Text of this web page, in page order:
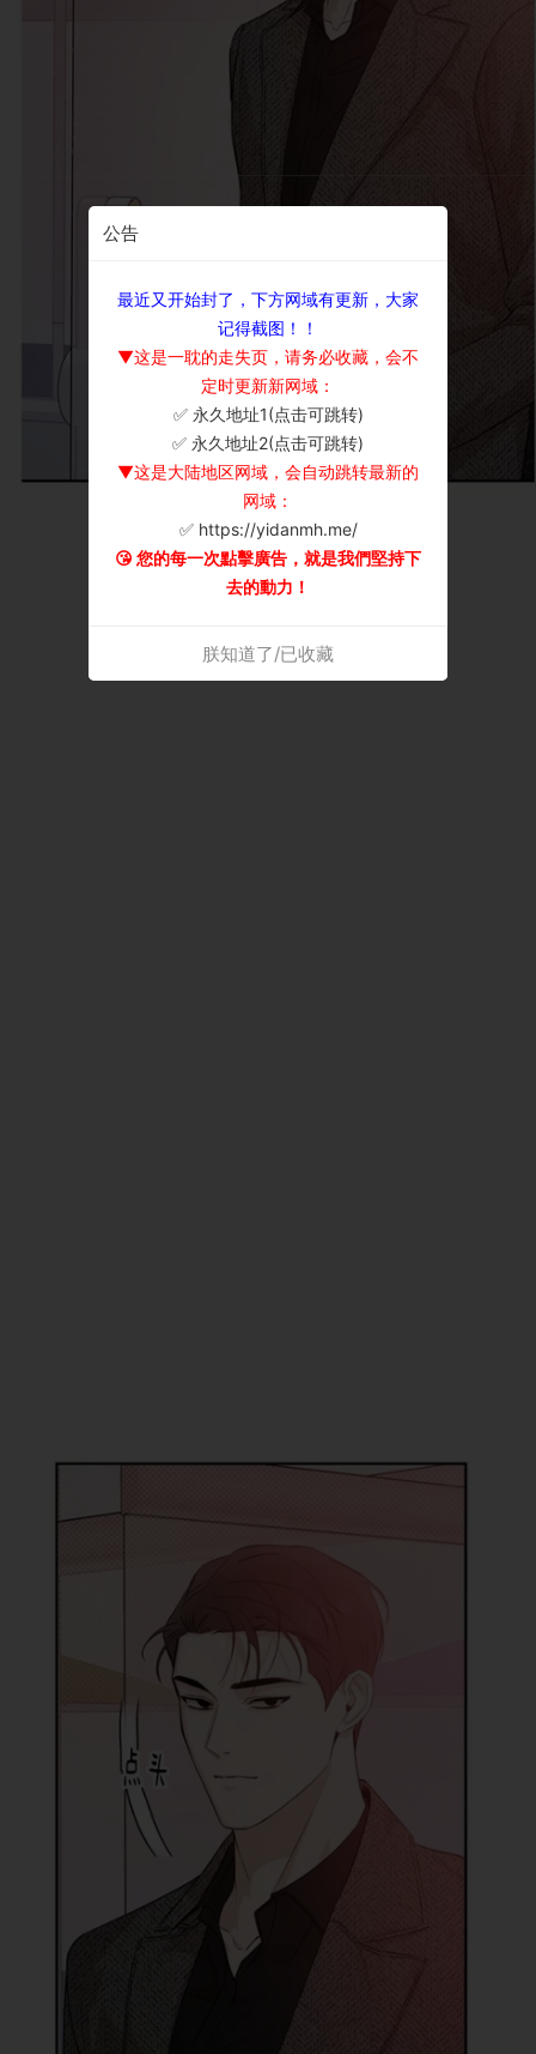
公告
最近又开始封了，下方网域有更新，大家
记得截图！！
▼这是一耽的走失页，请务必收藏，会不
定时更新新网域：
✅ 永久地址1(点击可跳转)
✅ 永久地址2(点击可跳转)
▼这是大陆地区网域，会自动跳转最新的
网域：
✅ https://yidanmh.me/
😘 您的每一次點擊廣告，就是我們堅持下
去的動力！
朕知道了/已收藏